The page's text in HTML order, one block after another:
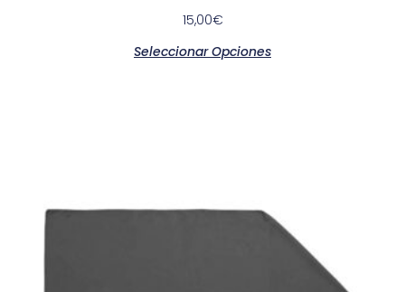
15,00€
Seleccionar Opciones